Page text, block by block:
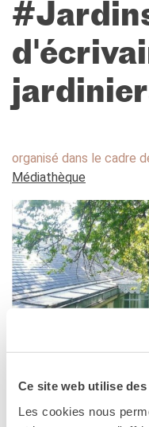
Ce site web utilise
Les cookies nous
Ateliers
Cours
DELF/
Corsi
Cours
Cours
Cours
Diplômes
Test de
Français
organisé dans le cadre
Médiathèque
MILANO